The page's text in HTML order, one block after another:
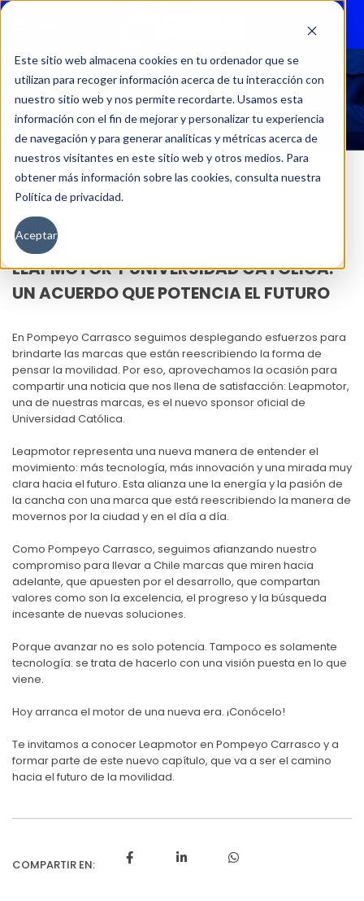
Este sitio web almacena cookies en tu ordenador que se
utilizan para recoger información acerca de tu interacción con
nuestro sitio web y nos permite recordarte. Usamos esta
información con el fin de mejorar y personalizar tu experiencia
de navegación y para generar analíticas y métricas acerca de
nuestros visitantes en este sitio web y otros medios. Para
obtener más información sobre las cookies, consulta nuestra
Política de privacidad.
Aceptar
NOTICIAS
17
FEB
LEAPMOTOR Y UNIVERSIDAD CATÓLICA:
UN ACUERDO QUE POTENCIA EL FUTURO
En Pompeyo Carrasco seguimos desplegando esfuerzos para
brindarte las marcas que están reescribiendo la forma de
pensar la movilidad. Por eso, aprovechamos la ocasión para
compartir una noticia que nos llena de satisfacción: Leapmotor,
una de nuestras marcas, es el nuevo sponsor oficial de
Universidad Católica.
Leapmotor representa una nueva manera de entender el
movimiento: más tecnología, más innovación y una mirada muy
clara hacia el futuro. Esta alianza une la energía y la pasión de
la cancha con una marca que está reescribiendo la manera de
movernos por la ciudad y en el día a día.
Como Pompeyo Carrasco, seguimos afianzando nuestro
compromiso para llevar a Chile marcas que miren hacia
adelante, que apuesten por el desarrollo, que compartan
valores como son la excelencia, el progreso y la búsqueda
incesante de nuevas soluciones.
Porque avanzar no es solo potencia. Tampoco es solamente
tecnología: se trata de hacerlo con una visión puesta en lo que
viene.
Hoy arranca el motor de una nueva era. ¡Conócelo!
Te invitamos a conocer Leapmotor en Pompeyo Carrasco y a
formar parte de este nuevo capítulo, que va a ser el camino
hacia el futuro de la movilidad.